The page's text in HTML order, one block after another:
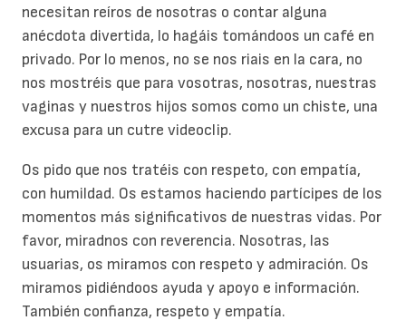
necesitan reíros de nosotras o contar alguna
anécdota divertida, lo hagáis tomándoos un café en
privado. Por lo menos, no se nos riais en la cara, no
nos mostréis que para vosotras, nosotras, nuestras
vaginas y nuestros hijos somos como un chiste, una
excusa para un cutre videoclip.
Os pido que nos tratéis con respeto, con empatía,
con humildad. Os estamos haciendo partícipes de los
momentos más significativos de nuestras vidas. Por
favor, miradnos con reverencia. Nosotras, las
usuarias, os miramos con respeto y admiración. Os
miramos pidiéndoos ayuda y apoyo e información.
También confianza, respeto y empatía.